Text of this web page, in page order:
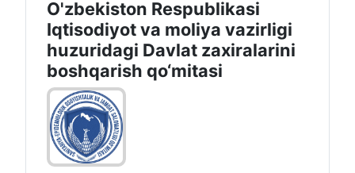
O'zbekiston Respublikasi
Iqtisodiyot va moliya vazirligi
huzuridаgi Dаvlаt zаxirаlаrini
boshqаrish qo‘mitаsi